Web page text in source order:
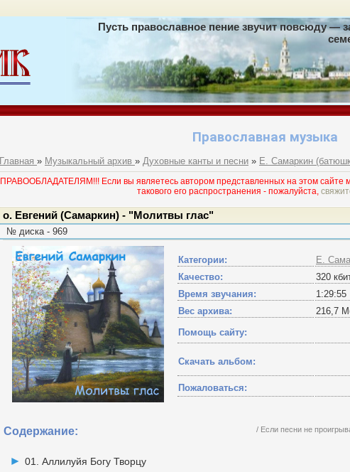
Пусть православное пение звучит повсюду —
Православная музыка
Главная » Музыкальный архив » Духовные канты и песни» Е. Самаркин
ПРАВООБЛАДАТЕЛЯМ!!! Если вы являетесь автором представленных на этом сайте
такового его раcпространения - пожалуйста,
о. Евгений (Самаркин) - "Молитвы глас"
№ диска - 969
Категории:
Е.
Качество:
320
Время звучания:
1:29:55
Вес архива:
216,7
Помощь сайту:
Скачать альбом:
Пожаловаться:
Содержание: / Если песни не
01. Аллилуйя Богу Творцу